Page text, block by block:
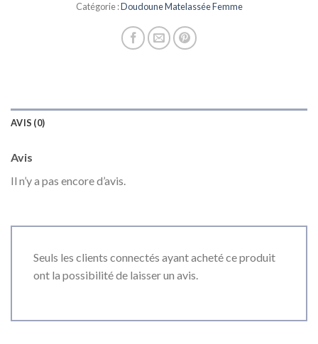
Catégorie :Doudoune Matelassée Femme
AVIS (0)
Avis
Il n’y a pas encore d’avis.
Seuls les clients connectés ayant acheté ce produit
ont la possibilité de laisser un avis.